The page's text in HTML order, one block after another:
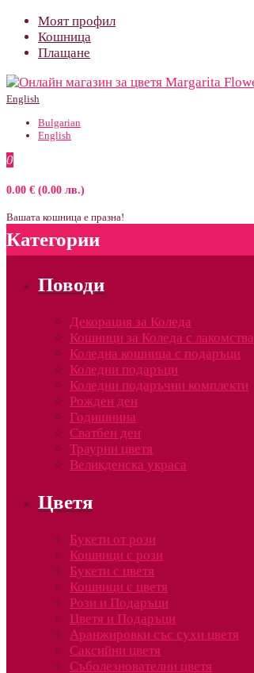
Моят профил
Кошница
Плащане
English
Bulgarian
English
0
0.00 € (0.00 лв.)
Вашата кошница е празна!
Категории
Поводи
Декорация за Коледа
Кошници за Коледа с лакомства
Коледна кошница с подаръци
Коледни подаръци
Коледни подаръчни комплекти
Рожден ден
Годишнина
Сватбен ден
Траурни цветя
Великденска украса
Цветя
Букети от рози
Кошници с рози
Букети с цветя
Кошници с цветя
Рози и Подаръци
Цветя и Подаръци
Аранжировки със сухи цветя
Саксийни цветя
Съболезнователни цветя